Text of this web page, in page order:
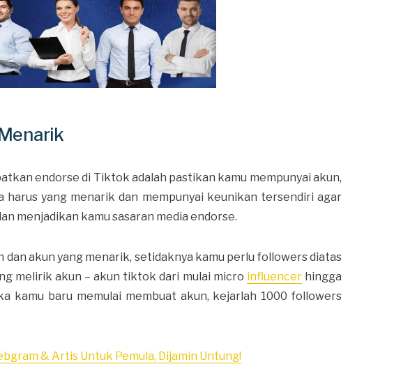
endorse di Tiktok adalah pastikan kamu mempunyai akun,
harus yang menarik dan mempunyai keunikan tersendiri agar
menjadikan kamu sasaran media endorse.
akun yang menarik, setidaknya kamu perlu followers diatas
melirik akun – akun tiktok dari mulai micro influencerhingga
kamu baru memulai membuat akun, kejarlah 1000 followers
& Artis Untuk Pemula, Dijamin Untung!